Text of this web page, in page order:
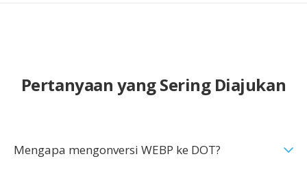
Pertanyaan yang Sering Diajukan
Mengapa mengonversi WEBP ke DOT?